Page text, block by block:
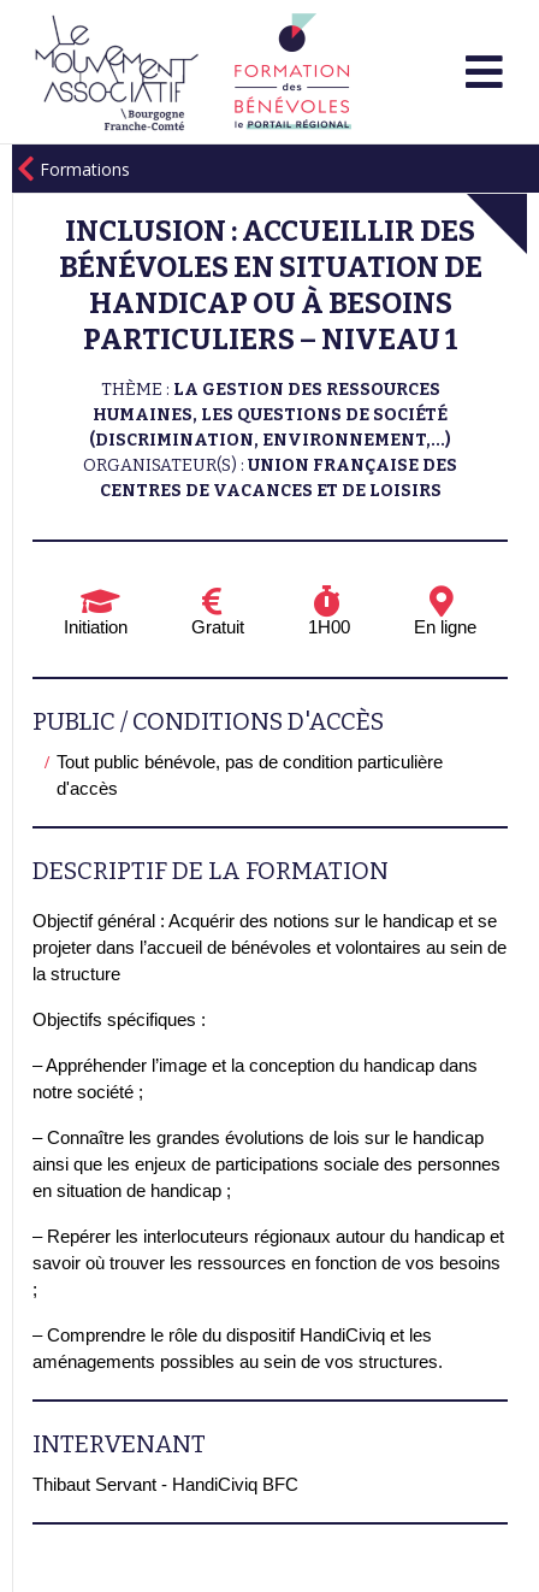
Formations
INCLUSION : ACCUEILLIR DES
BÉNÉVOLES EN SITUATION DE
HANDICAP OU À BESOINS
PARTICULIERS – NIVEAU 1
THÈME : LA GESTION DES RESSOURCES
HUMAINES, LES QUESTIONS DE SOCIÉTÉ
(DISCRIMINATION, ENVIRONNEMENT,...)
ORGANISATEUR(S) : UNION FRANÇAISE DES
CENTRES DE VACANCES ET DE LOISIRS
Initiation Gratuit 1H00 En ligne
PUBLIC / CONDITIONS D'ACCÈS
Tout public bénévole, pas de condition particulière
d'accès
DESCRIPTIF DE LA FORMATION
Objectif général : Acquérir des notions sur le handicap et se
projeter dans l’accueil de bénévoles et volontaires au sein de
la structure
Objectifs spécifiques :
– Appréhender l’image et la conception du handicap dans
notre société ;
– Connaître les grandes évolutions de lois sur le handicap
ainsi que les enjeux de participations sociale des personnes
en situation de handicap ;
– Repérer les interlocuteurs régionaux autour du handicap et
savoir où trouver les ressources en fonction de vos besoins
;
– Comprendre le rôle du dispositif HandiCiviq et les
aménagements possibles au sein de vos structures.
INTERVENANT
Thibaut Servant - HandiCiviq BFC